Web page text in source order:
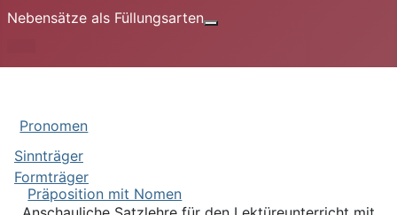
Nebensätze als Füllungsarten
Sinnträger
Formträger
Pronomen
Präposition mit Nomen